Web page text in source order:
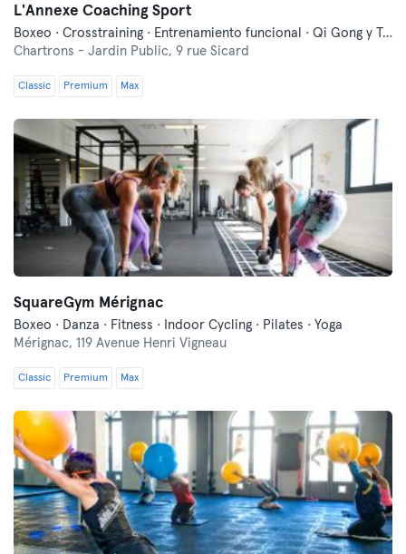
L'Annexe Coaching Sport
Boxeo · Crosstraining · Entrenamiento funcional · Qi Gong y Tai Chi · Yoga
Chartrons - Jardin Public, 9 rue Sicard
Classic Premium Max
SquareGym Mérignac
Boxeo · Danza · Fitness · Indoor Cycling · Pilates · Yoga
Mérignac, 119 Avenue Henri Vigneau
Classic Premium Max